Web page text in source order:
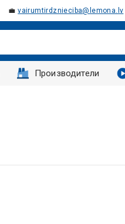
💼vairumtirdznieciba@lemona.lv
Производители